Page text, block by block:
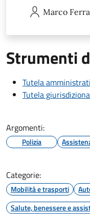
Marco
Strumenti
Tutela
Tutela
Argomenti:
Polizia
Categorie:
Mobilità e trasporti
Salute, benessere e